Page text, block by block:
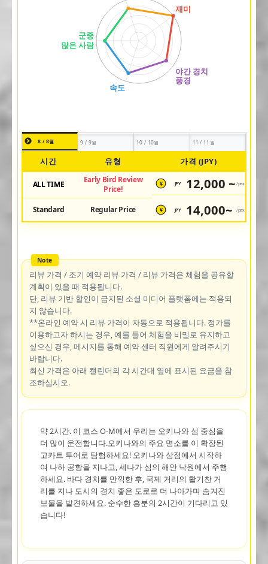
8 / 8월 9 / 9월 10 / 10월 11 / 11월
시간 유형 가격 (JPY)
ALL TIME
Early Bird Review
Price!
¥ JPY 12,000 ~ /pax
Standard Regular Price ¥ JPY 14,000~ /pax
리뷰 가격 / 조기 예약 리뷰 가격 / 리뷰 가격은 체험을 공유할
계획이 있을 때 적용됩니다.
단, 리뷰 기반 할인이 금지된 소셜 미디어 플랫폼에는 적용되
지 않습니다.
**온라인 예약 시 리뷰 가격이 자동으로 적용됩니다. 정가를
이용하고자 하시는 경우, 예를 들어 체험을 비밀로 유지하고
싶으신 경우, 메시지를 통해 예약 센터 직원에게 알려주시기
바랍니다.
최신 가격은 아래 캘린더의 각 시간대 옆에 표시된 요금을 참
조하십시오.
약 2시간. 이 코스 O-M에서 우리는 오키나와 섬 중심을
더 많이 운전합니다.오키나와의 주요 명소를 이 확장된
고카트 투어로 탐험하세요! 오키나와 상점에서 시작하
여 나하 공항을 지나고, 세나가 섬의 해안 낙원에서 주행
하세요. 바다 경치를 만끽한 후, 국제 거리의 활기찬 거
리를 지나 도시의 경치 좋은 도로로 더 나아가며 숨겨진
보물을 발견하세요. 순수한 흥분의 2시간이 기다리고 있
습니다!